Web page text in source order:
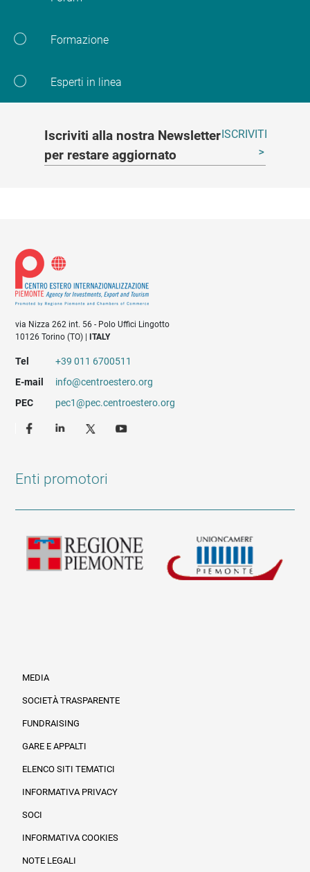
Formazione
Esperti in linea
Iscriviti alla nostra Newsletter
per restare aggiornato
ISCRIVITI
via Nizza 262 int. 56 - Polo Uffici Lingotto
10126 Torino (TO) |ITALY
Tel
+39 011 6700511
E-mail
info@centroestero.org
PEC
pec1@pec.centroestero.org
Enti promotori
MEDIA
SOCIETÀ TRASPARENTE
FUNDRAISING
GARE E APPALTI
ELENCO SITI TEMATICI
INFORMATIVA PRIVACY
SOCI
INFORMATIVA COOKIES
NOTE LEGALI